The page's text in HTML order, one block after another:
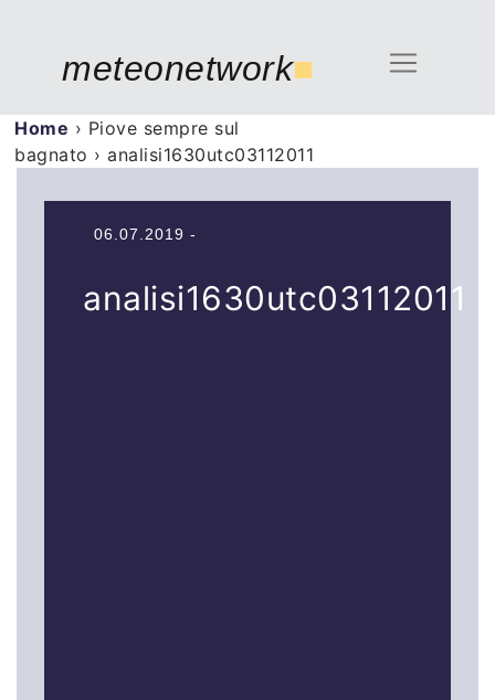
meteonetwork■
Home › Piove sempre sul
bagnato ›analisi1630utc03112011
06.07.2019 -
analisi1630utc03112011